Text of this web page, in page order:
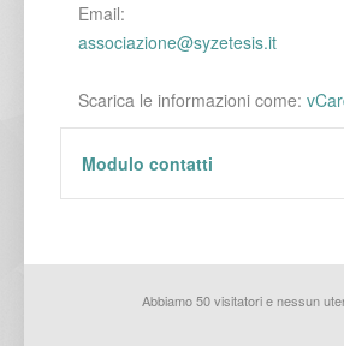
Email:
associazione@syzetesis.it
Scarica le informazioni come:
Modulo contatti
Abbiamo 50 visitatori e nessun